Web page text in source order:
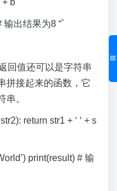
+ b
输出结果为8 “`
回值还可以是字符串
拼接起来的函数，它
串。
return str1 + ‘ ‘ + s
print(result) # 输